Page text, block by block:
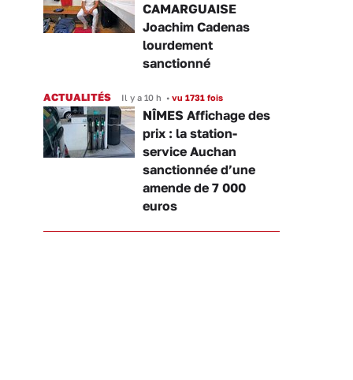
CAMARGUAISE
Joachim Cadenas
lourdement
sanctionné
ACTUALITÉS Il y a 10 h • vu 1731 fois
NÎMES Affichage des
prix : la station-
service Auchan
sanctionnée d’une
amende de 7 000
euros